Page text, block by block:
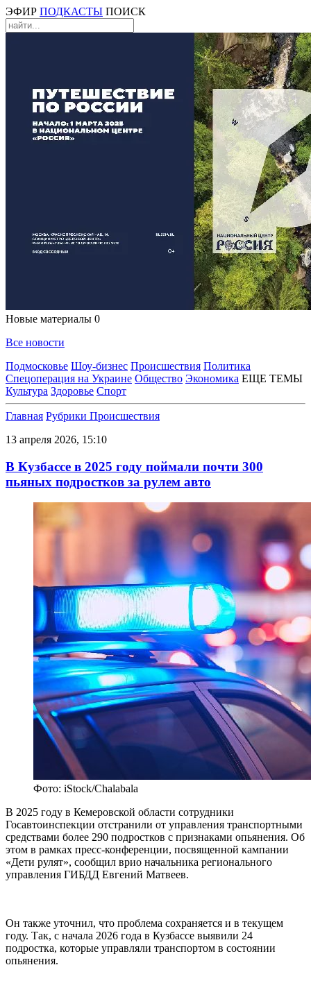
ЭФИР ПОДКАСТЫ ПОИСК
Новые материалы 0
Все новости
Подмосковье Шоу-бизнес Происшествия Политика
Спецоперация на Украине Общество Экономика ЕЩЕ ТЕМЫ
Культура Здоровье Спорт
Главная Рубрики Происшествия
13 апреля 2026, 15:10
В Кузбассе в 2025 году поймали почти 300
пьяных подростков за рулем авто
Фото: iStock/Chalabala
В 2025 году в Кемеровской области сотрудники
Госавтоинспекции отстранили от управления транспортными
средствами более 290 подростков с признаками опьянения. Об
этом в рамках пресс-конференции, посвященной кампании
«Дети рулят», сообщил врио начальника регионального
управления ГИБДД Евгений Матвеев.
Он также уточнил, что проблема сохраняется и в текущем
году. Так, с начала 2026 года в Кузбассе выявили 24
подростка, которые управляли транспортом в состоянии
опьянения.